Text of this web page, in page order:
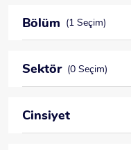
Bölüm (1 Seçim)
Sektör (0 Seçim)
Cinsiyet